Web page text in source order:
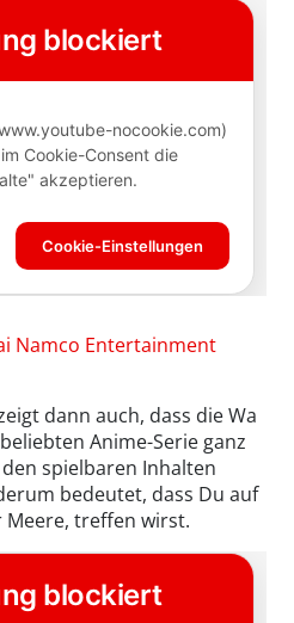
Namco Entertainment
dann auch, dass die Wa
Anime-Serie ganz
spielbaren Inhalten
bedeutet, dass Du auf
Meere, treffen wirst.